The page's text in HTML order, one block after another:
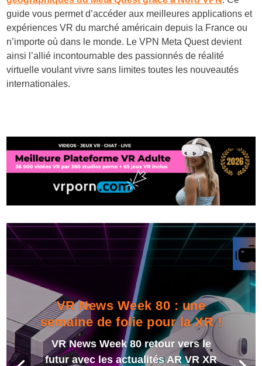
guide vous permet d’accéder aux meilleures applications et
expériences VR du marché américain depuis la France ou
n’importe où dans le monde. Le VPN Meta Quest devient
ainsi l’allié incontournable des passionnés de réalité
virtuelle voulant vivre sans limites toutes les nouveautés
internationales.
VR News Week 80 : une
semaine de folie pour la XR !
VR News Week 80 retour vers le
futur avec les actualités AR VR XR